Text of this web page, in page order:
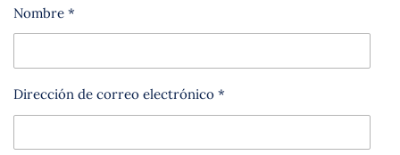
Nombre *
Dirección de correo electrónico *